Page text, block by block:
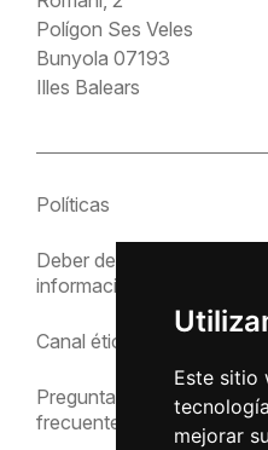
Este sitio
mejorar
Polígon Ses Veles
Bunyola 07193
Illes Balears
Políticas
Deber de
información
Canal ético
Preguntas
frecuentes